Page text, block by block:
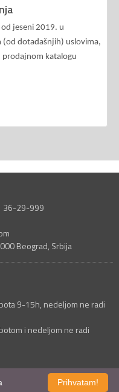
jeseni 2019. u
dotadašnjih) uslovima,
prodajnom katalogu
36-29-999
Beograd, Srbija
9-15h, nedeljom ne radi
i nedeljom ne radi
Prihvatam!